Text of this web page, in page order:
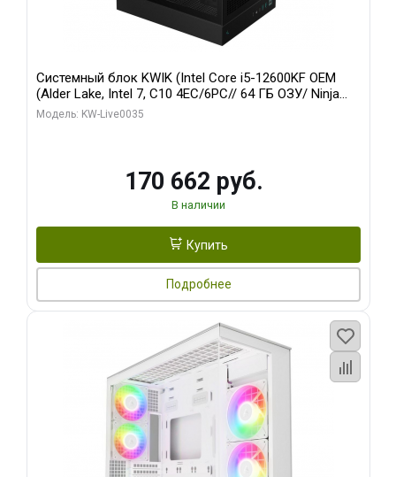
Системный блок KWIK (Intel Core i5-12600KF OEM
(Alder Lake, Intel 7, C10 4EC/6PC// 64 ГБ ОЗУ/ Ninja
Sinotex GTX1650 4GB 128bit GDDR6 DVI DP HDMI 2/
Модель: KW-Live0035
170 662 руб.
В наличии
Купить
Подробнее